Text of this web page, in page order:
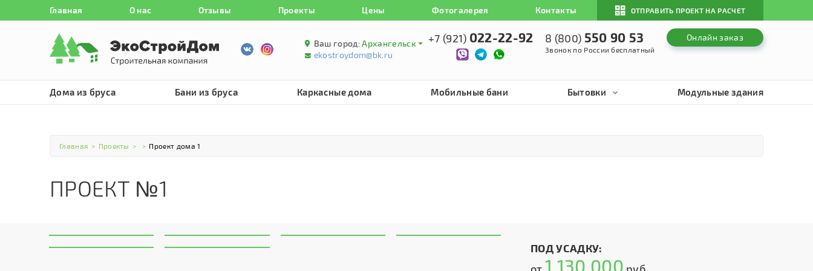
Главная О нас Отзывы Проекты Цены Фотогалерея Контакты ОТПРАВИТЬ ПРОЕКТ НА РАСЧЕТ
Ваш город:Архангельск
ekostroydom@bk.ru
+7 (921) 022-22-92 8 (800) 550 90 53
Звонок по России бесплатный
Онлайн заказ
Дома из бруса Бани из бруса Каркасные дома Мобильные бани Бытовки Модульные здания
Главная > Проекты > > Проект дома 1
ПРОЕКТ №1
ПОД УСАДКУ:
1 130 000